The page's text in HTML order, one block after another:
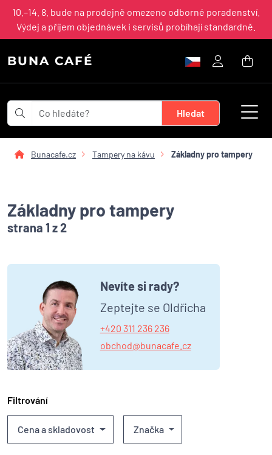
10.–14. 8. bude na prodejně omezeno odborné poradenství.
Výdej a příjem objednávek i servisů probíhají standardně.
BUNA CAFÉ
Bunacafe.cz Tampery na kávu Základny pro tampery
Základny pro tampery
strana 1 z 2
Nevíte si rady?
Zeptejte se Oldřicha
+420 311 236 236
obchod@bunacafe.cz
Filtrování
Cena a skladovost Značka